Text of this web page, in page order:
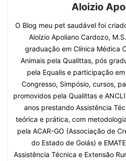
Aloizio
O Blog meu pet saudável foi
Aloízio Apoliano Cardozo,
graduação em Clínica Médica
Animais pela Qualittas, pós
pela Equalis e participação
Congresso, Simpósio, cursos,
promovidos pela Qualittas e
anos prestando Assistência
teórica e prática, com
pela ACAR-GO (Associação de
do Estado de Goiás) e
Assistência Técnica e Extensão